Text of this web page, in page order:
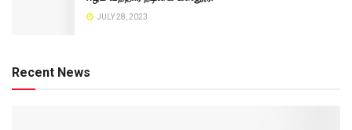
JULY 28, 2023
Recent News